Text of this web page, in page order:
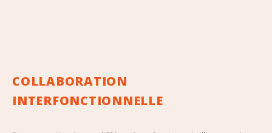
COLLABORATION
INTERFONCTIONNELLE